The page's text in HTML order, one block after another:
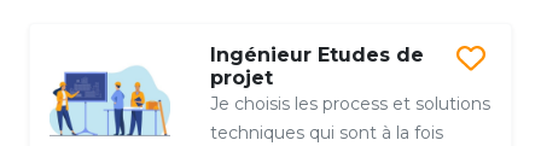
Ingénieur Etudes de
projet
Je choisis les process et solutions
techniques qui sont à la fois